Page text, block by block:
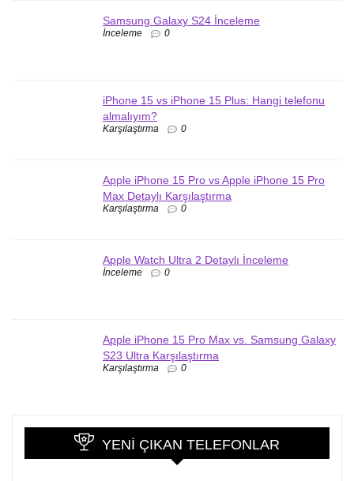
Samsung Galaxy S24 İnceleme
İnceleme 0
iPhone 15 vs iPhone 15 Plus: Hangi telefonu
almalıyım?
Karşılaştırma 0
Apple iPhone 15 Pro vs Apple iPhone 15 Pro
Max Detaylı Karşılaştırma
Karşılaştırma 0
Apple Watch Ultra 2 Detaylı İnceleme
İnceleme 0
Apple iPhone 15 Pro Max vs. Samsung Galaxy
S23 Ultra Karşılaştırma
Karşılaştırma 0
YENI ÇIKAN TELEFONLAR